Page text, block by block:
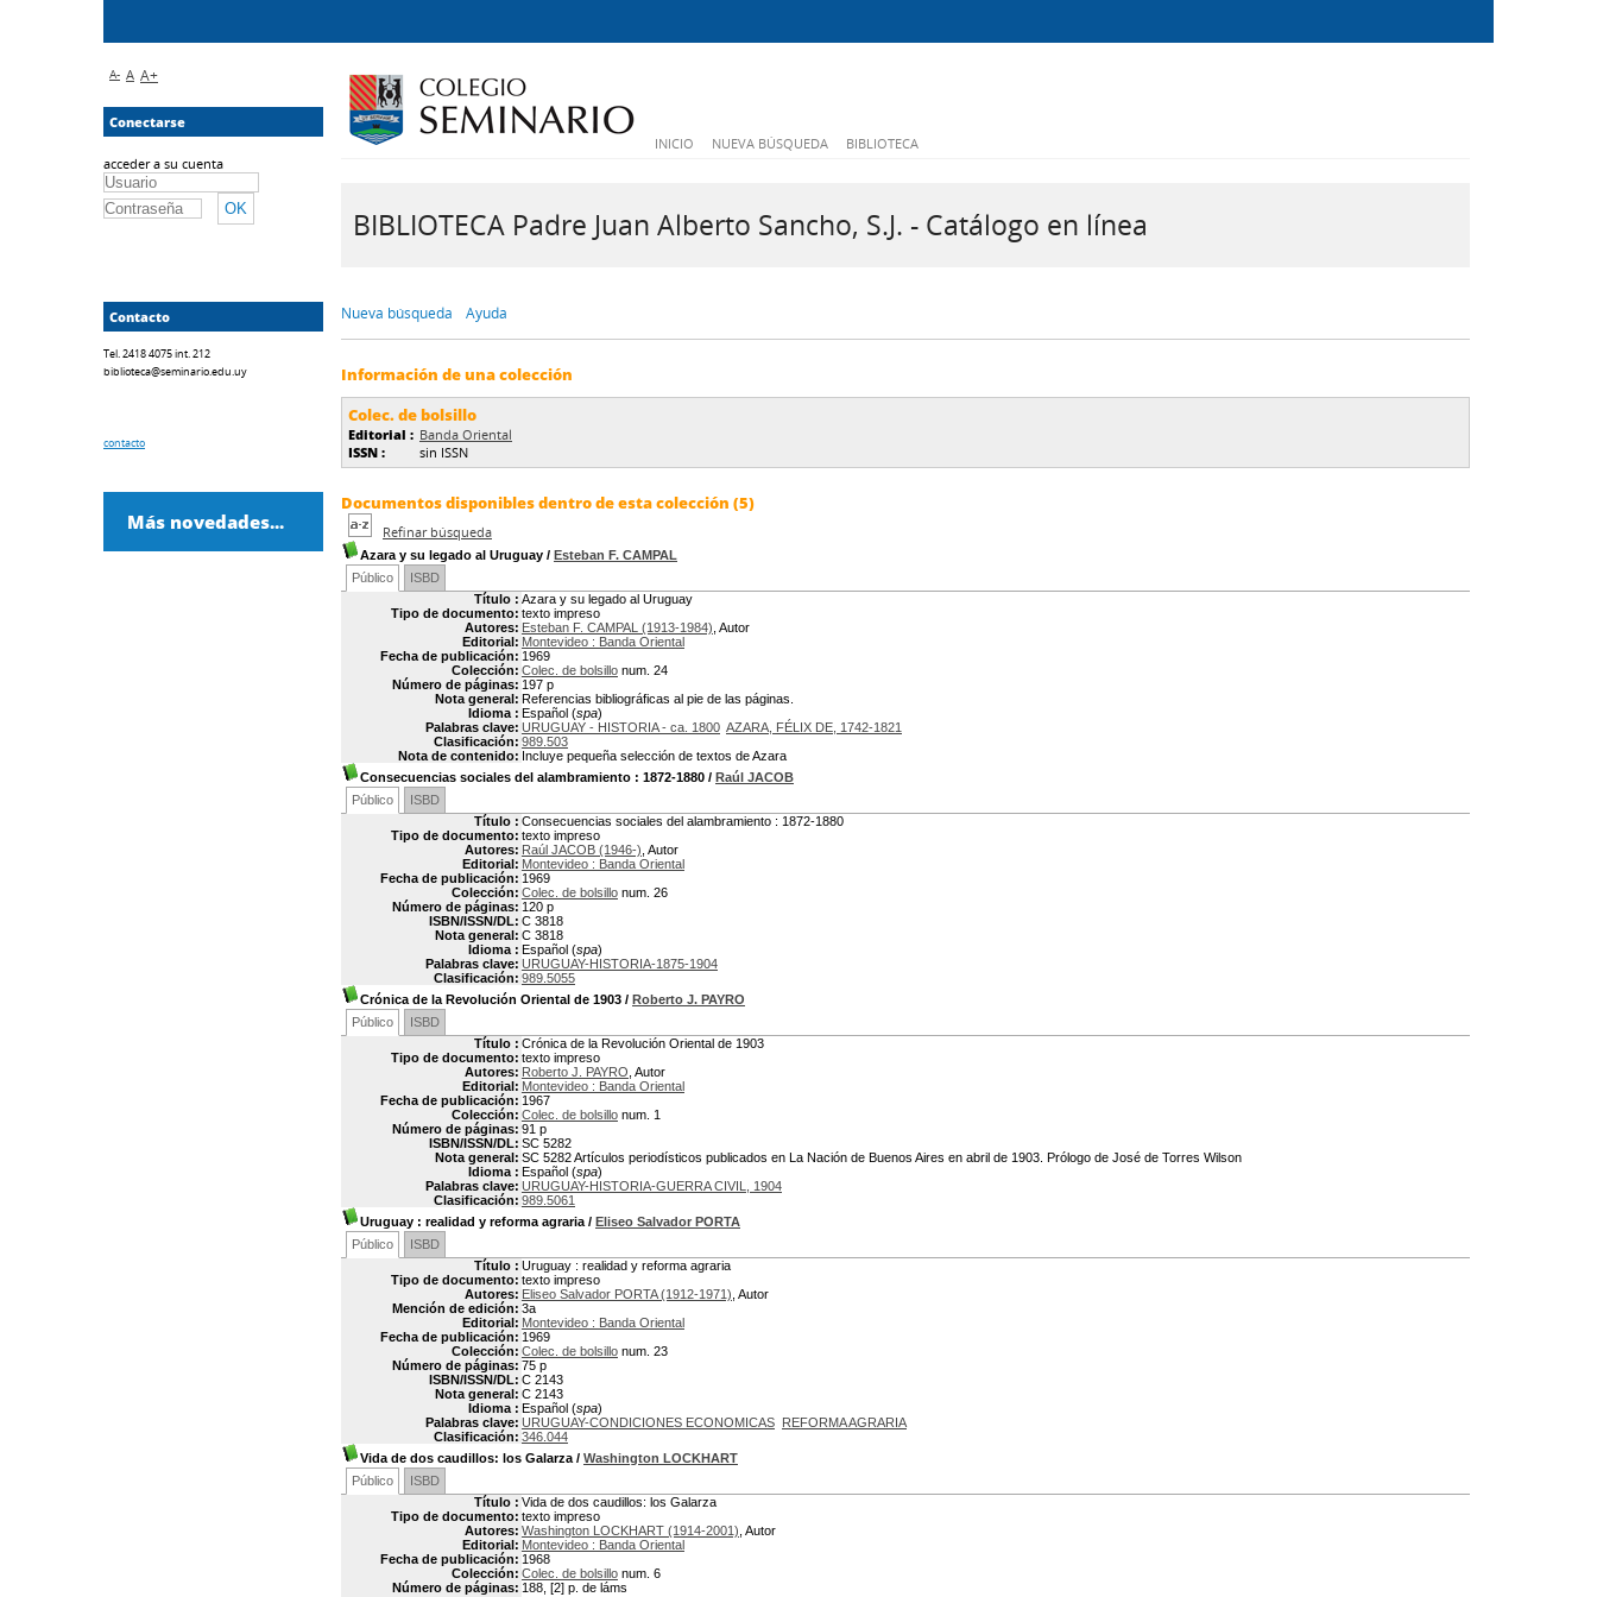
INICIO NUEVA BÚSQUEDA BIBLIOTECA
BIBLIOTECA Padre Juan Alberto Sancho, S.J. - Catálogo en línea
Nueva búsqueda Ayuda
Información de una colección
Colec. de bolsillo
Editorial : Banda Oriental
ISSN :
sin ISSN
Documentos disponibles dentro de esta colección (5)
Refinar búsqueda
Azara y su legado al Uruguay / Esteban F. CAMPAL
Público
ISBD
Título : Azara y su legado al Uruguay
Tipo de documento: texto impreso
Autores: Esteban F. CAMPAL (1913-1984) , Autor
Editorial: Montevideo : Banda Oriental
Fecha de publicación: 1969
Colección: Colec. de bolsillo num. 24
Número de páginas: 197 p
Nota general: Referencias bibliográficas al pie de las páginas.
Idioma : Español (spa)
Palabras clave: URUGUAY - HISTORIA - ca. 1800 AZARA, FÉLIX DE, 1742-1821
Clasificación: 989.503
Nota de contenido: Incluye pequeña selección de textos de Azara
Consecuencias sociales del alambramiento : 1872-1880 / Raúl JACOB
Público
ISBD
Título : Consecuencias sociales del alambramiento : 1872-1880
Tipo de documento: texto impreso
Autores: Raúl JACOB (1946-) , Autor
Editorial: Montevideo : Banda Oriental
Fecha de publicación: 1969
Colección: Colec. de bolsillo num. 26
Número de páginas: 120 p
ISBN/ISSN/DL: C 3818
Nota general: C 3818
Idioma : Español (spa)
Palabras clave: URUGUAY-HISTORIA-1875-1904
Clasificación: 989.5055
Crónica de la Revolución Oriental de 1903 / Roberto J. PAYRO
Público
ISBD
Título : Crónica de la Revolución Oriental de 1903
Tipo de documento: texto impreso
Autores: Roberto J. PAYRO , Autor
Editorial: Montevideo : Banda Oriental
Fecha de publicación: 1967
Colección: Colec. de bolsillo num. 1
Número de páginas: 91 p
ISBN/ISSN/DL: SC 5282
Nota general: SC 5282 Artículos periodísticos publicados en La Nación de Buenos Aires en abril de 1903. Prólogo de José de Torres Wilson
Idioma : Español (spa)
Palabras clave: URUGUAY-HISTORIA-GUERRA CIVIL, 1904
Clasificación: 989.5061
Uruguay : realidad y reforma agraria / Eliseo Salvador PORTA
Público
ISBD
Título : Uruguay : realidad y reforma agraria
Tipo de documento: texto impreso
Autores: Eliseo Salvador PORTA (1912-1971) , Autor
Mención de edición: 3a
Editorial: Montevideo : Banda Oriental
Fecha de publicación: 1969
Colección: Colec. de bolsillo num. 23
Número de páginas: 75 p
ISBN/ISSN/DL: C 2143
Nota general: C 2143
Idioma : Español (spa)
Palabras clave: URUGUAY-CONDICIONES ECONOMICAS REFORMA AGRARIA
Clasificación: 346.044
Vida de dos caudillos: los Galarza / Washington LOCKHART
Público
ISBD
Título : Vida de dos caudillos: los Galarza
Tipo de documento: texto impreso
Autores: Washington LOCKHART (1914-2001) , Autor
Editorial: Montevideo : Banda Oriental
Fecha de publicación: 1968
Colección: Colec. de bolsillo num. 6
Número de páginas: 188, [2] p. de láms
A- A A+
Conectarse
acceder a su cuenta
Contacto
Tel. 2418 4075 int. 212
biblioteca@seminario.edu.uy
contacto
Más novedades...